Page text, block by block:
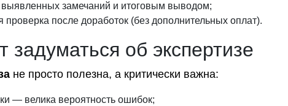
замечаний и итоговым выводом;
после доработок (без дополнительных оплат).
задуматься об экспертизе
не просто полезна, а критически важна:
— велика вероятность ошибок;